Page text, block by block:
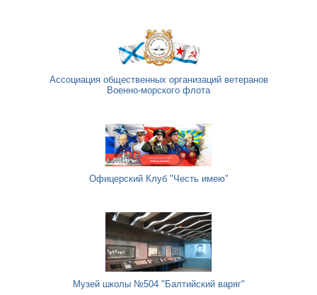
Ассоциация общественных организаций ветеранов
Военно-морского флота
Офицерский Клуб "Честь имею"
Музей школы №504 "Балтийский варяг"